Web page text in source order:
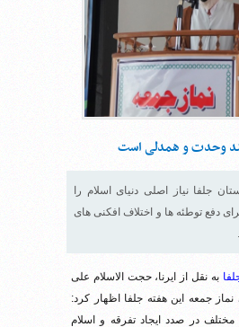
وحدت و همدلی است
جلفا نیاز اصلی دنیای اسلام را
دفع توطئه ها و اختلاف افکنی های
به نقل از ایرنا، حجت الاسلام علی
جمعه این هفته جلفا اظهار کرد:
در صدد ایجاد تفرقه و اسلام